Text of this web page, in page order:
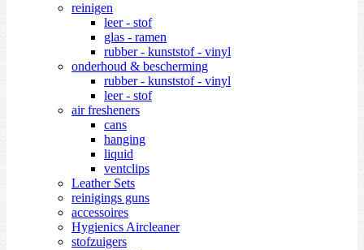
reinigen
leer - stof
glas - ramen
rubber - kunststof - vinyl
onderhoud & bescherming
rubber - kunststof - vinyl
leer - stof
air fresheners
cans
hanging
liquid
ventclips
Leather Sets
reinigings guns
accessoires
Hygienics Aircleaner
stofzuigers